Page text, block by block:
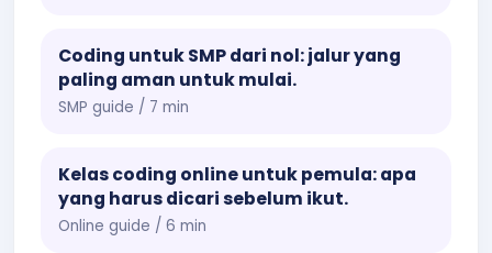
Coding untuk SMP dari nol: jalur yang
paling aman untuk mulai.
SMP guide / 7 min
Kelas coding online untuk pemula: apa
yang harus dicari sebelum ikut.
Online guide / 6 min